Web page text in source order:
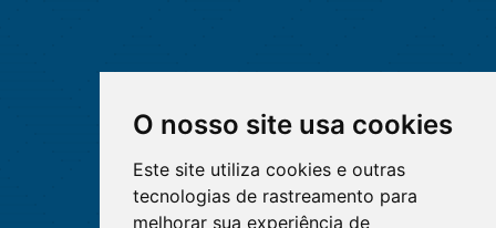
O nosso site usa cookies
Este site utiliza cookies e outras
tecnologias de rastreamento para
melhorar sua experiência de